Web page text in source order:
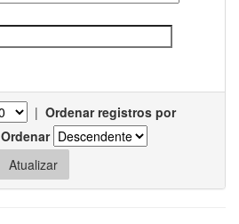
| Ordenar registros por
Ordenar